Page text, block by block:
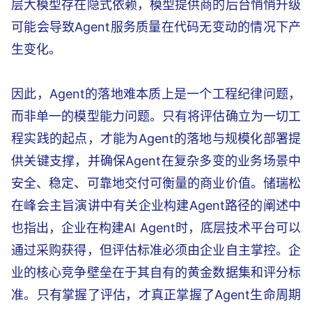
层大模型存在隐式依赖，模型提供商的后台悄悄升级
可能会导致Agent服务质量在代码无变动的情况下产
生变化。
因此，Agent的落地难本质上是一个工程纪律问题，
而非单一的模型能力问题。只有将评估确立为一切工
程实践的起点，才能为Agent的落地与规模化部署提
供关键支撑，并确保Agent在复杂多变的业务场景中
安全、稳定、可靠地交付可衡量的商业价值。储瑞松
在峰会主旨演讲中有关企业构建Agent路径的阐述中
也指出，企业在构建AI Agent时，底层技术平台可以
通过采购获得，但评估标准必须由企业自主掌控。企
业的核心竞争壁垒在于其自有的黄金数据集和评分标
准。只有掌握了评估，才真正掌握了Agent生命周期